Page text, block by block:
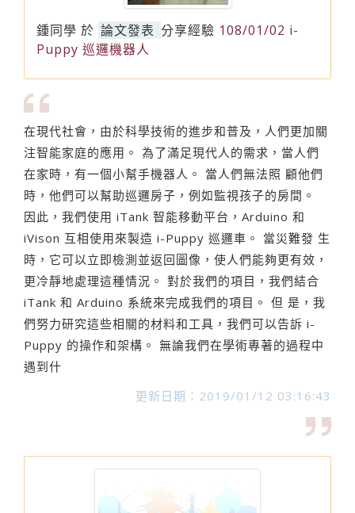
鍾同學 於 論文發表 分享經驗 108/01/02 i-
Puppy 巡邏機器人
在現代社會，由於科學技術的進步和普及，人們更加關
注智能家庭的應用。 為了滿足現代人的需求，當人們
在家時，有一個小幫手機器人。 當人們無法照 顧他們
時，他們可以幫助巡邏房子，例如監視孩子的房間。
因此，我們使用 iTank 智能移動平台，Arduino 和
iVison 互相使用來製造 i-Puppy 巡邏車。 當災難發 生
時，它可以立即檢測並返回圖像，使人們能夠更有效，
更冷靜地處理這種情況。 對於我們的項目，我們結合
iTank 和 Arduino 系統來完成我們的項目。 但 是，我
們努力研究這些相關的材料和工具，我們可以告訴 i-
Puppy 的操作和架構。 無論我們在學術專著的過程中
遇到什
更新日期：2019/01/12 03:16:43